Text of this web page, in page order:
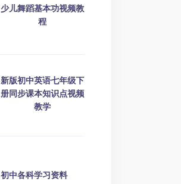
少儿舞蹈基本功视频教
程
新版初中英语七年级下
册同步课本知识点视频
教学
初中各科学习资料